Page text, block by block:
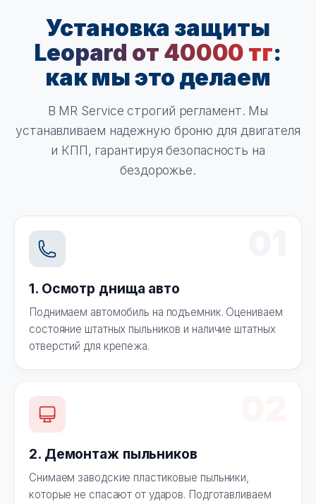
Установка защиты
Leopard от 40000 тг:
как мы это делаем
В MR Service строгий регламент. Мы
устанавливаем надежную броню для двигателя
и КПП, гарантируя безопасность на
бездорожье.
1. Осмотр днища авто
Поднимаем автомобиль на подъемник. Оцениваем
состояние штатных пыльников и наличие штатных
отверстий для крепежа.
2. Демонтаж пыльников
Снимаем заводские пластиковые пыльники,
которые не спасают от ударов. Подготавливаем